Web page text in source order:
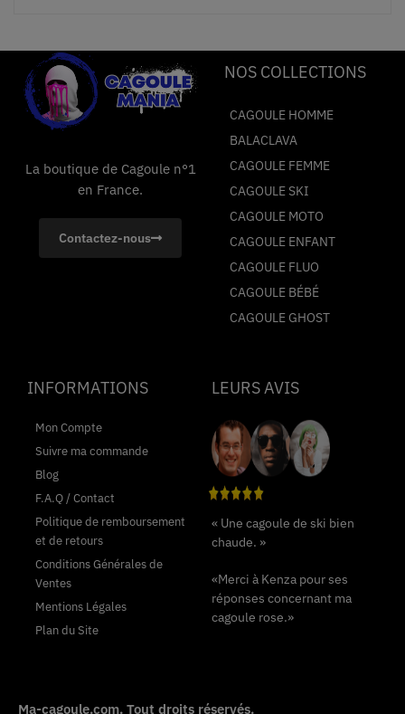
La boutique de Cagoule n°1
en France.
Contactez-nous
NOS COLLECTIONS
CAGOULE HOMME
BALACLAVA
CAGOULE FEMME
CAGOULE SKI
CAGOULE MOTO
CAGOULE ENFANT
CAGOULE FLUO
CAGOULE BÉBÉ
CAGOULE GHOST
INFORMATIONS
Mon Compte
Suivre ma commande
Blog
F.A.Q / Contact
Politique de remboursement
et de retours
Conditions Générales de
Ventes
Mentions Légales
Plan du Site
LEURS AVIS
« Une cagoule de ski bien
chaude. »
«Merci à Kenza pour ses
réponses concernant ma
cagoule rose.»
Ma-cagoule.com. Tout droits réservés.